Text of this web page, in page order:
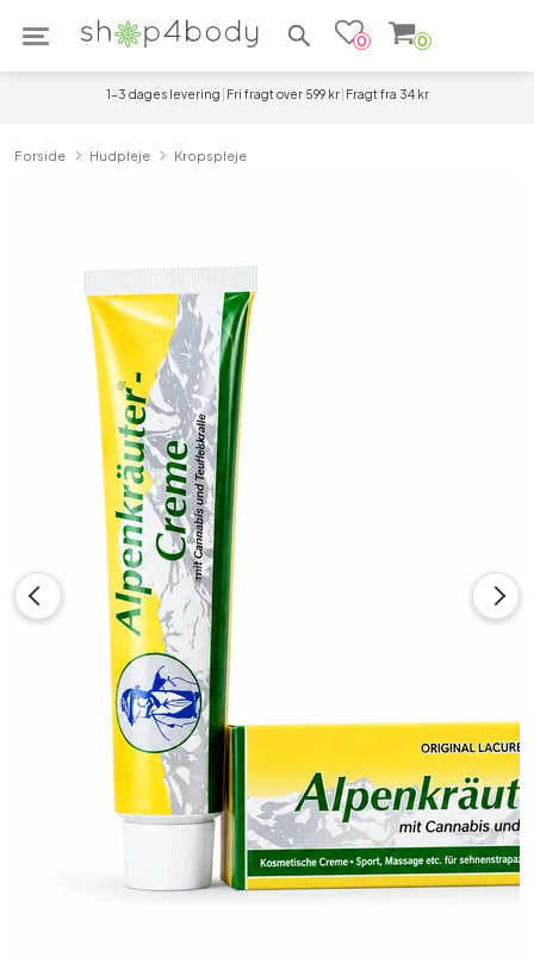
Søg efter produkter
0 0
1-3 dages levering Fri fragt over 599 kr Fragt fra 34 kr
Forside Hudpleje Kropspleje